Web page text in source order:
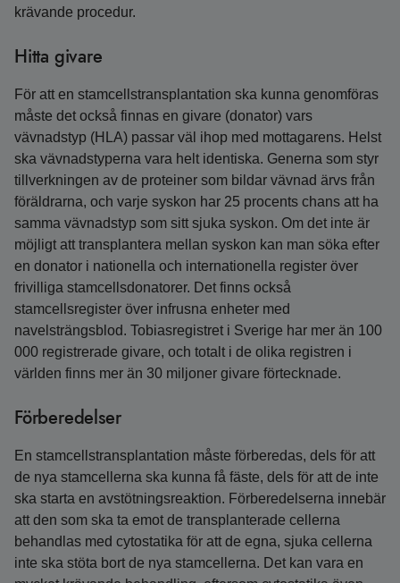
krävande procedur.
Hitta givare
För att en stamcellstransplantation ska kunna genomföras
måste det också finnas en givare (donator) vars
vävnadstyp (HLA) passar väl ihop med mottagarens. Helst
ska vävnadstyperna vara helt identiska. Generna som styr
tillverkningen av de proteiner som bildar vävnad ärvs från
föräldrarna, och varje syskon har 25 procents chans att ha
samma vävnadstyp som sitt sjuka syskon. Om det inte är
möjligt att transplantera mellan syskon kan man söka efter
en donator i nationella och internationella register över
frivilliga stamcellsdonatorer. Det finns också
stamcellsregister över infrusna enheter med
navelsträngsblod. Tobiasregistret i Sverige har mer än 100
000 registrerade givare, och totalt i de olika registren i
världen finns mer än 30 miljoner givare förtecknade.
Förberedelser
En stamcellstransplantation måste förberedas, dels för att
de nya stamcellerna ska kunna få fäste, dels för att de inte
ska starta en avstötningsreaktion. Förberedelserna innebär
att den som ska ta emot de transplanterade cellerna
behandlas med cytostatika för att de egna, sjuka cellerna
inte ska stöta bort de nya stamcellerna. Det kan vara en